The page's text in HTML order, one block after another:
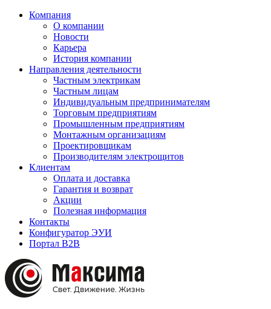
Компания
О компании
Новости
Карьера
История компании
Направления деятельности
Частным электрикам
Частным лицам
Индивидуальным предпринимателям
Торговым предприятиям
Промышленным предприятиям
Монтажным организациям
Проектировщикам
Производителям электрощитов
Клиентам
Оплата и доставка
Гарантия и возврат
Акции
Полезная информация
Контакты
Конфигуратор ЭУИ
Портал B2B